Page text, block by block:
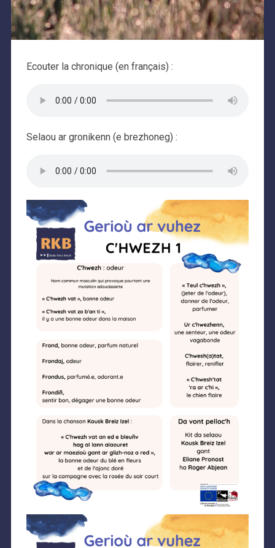
Ecouter la chronique (en français) :
Selaou ar gronikenn (e brezhoneg) :